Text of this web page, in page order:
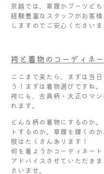
京越では、草履かブーツど
経験豊富なスタッフがお客
しますのでご安心くださいま
袴と着物のコーディネ
ここまで来たら、まずは当
う！まずは着物選びですね。
袴にも、古典柄・大正ロマ
れます。
どんな柄の着物にするのか
トするのか。草履を履くの
肢はたくさんあります！
何を着ようかコーディネー
アドバイスさせていただき
さいませ。